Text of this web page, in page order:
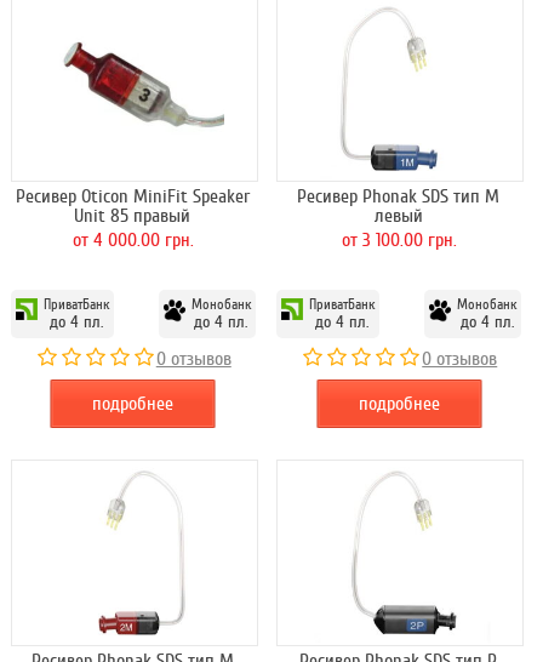
Ресивер Oticon MiniFit Speaker
Unit 85 правый
от 4 000.00 грн.
ПриватБанк
до 4 пл.
Монобанк
до 4 пл.
0 отзывов
подробнее
Ресивер Phonak SDS тип M
левый
от 3 100.00 грн.
ПриватБанк
до 4 пл.
Монобанк
до 4 пл.
0 отзывов
подробнее